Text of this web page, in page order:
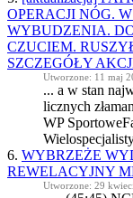
OPERACJI NÓG.
WYBUDZENIA.
CZUCIEM.
SZCZEGÓŁY
Utworzone: 11 maj
... a w stan
licznych
WP
6. WYBRZEŻE
REWELACYJNY
Utworzone: 29